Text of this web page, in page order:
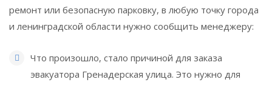
ремонт или безопасную парковку, в любую точку города
и ленинградской области нужно сообщить менеджеру:
Что произошло, стало причиной для заказа
эвакуатора Гренадерская улица. Это нужно для